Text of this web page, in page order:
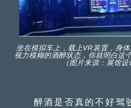
坐在模拟车上，载上VR装置，身体
视力模糊的酒醉状态，你就明白这
（图片来源：展馆设
醉酒是否真的不好驾